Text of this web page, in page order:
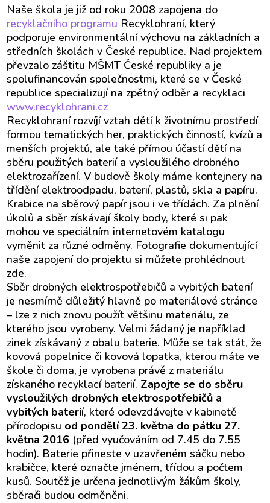
Naše škola je již od roku 2008 zapojena do
recyklačního programu Recyklohraní, který
podporuje environmentální výchovu na základních a
středních školách v České republice. Nad projektem
převzalo záštitu MŠMT České republiky a je
spolufinancován společnostmi, které se v České
republice specializují na zpětný odběr a recyklaci
www.recyklohrani.cz
Recyklohraní rozvíjí vztah dětí k životnímu prostředí
formou tematických her, praktických činností, kvízů a
menších projektů, ale také přímou účastí dětí na
sběru použitých baterií a vysloužilého drobného
elektrozařízení. V budově školy máme kontejnery na
třídění elektroodpadu, baterií, plastů, skla a papíru.
Krabice na sběrový papír jsou i ve třídách. Za plnění
úkolů a sběr získávají školy body, které si pak
mohou ve speciálním internetovém katalogu
vyměnit za různé odměny. Fotografie dokumentující
naše zapojení do projektu si můžete prohlédnout
zde.
Sběr drobných elektrospotřebičů a vybitých baterií
je nesmírně důležitý hlavně po materiálové stránce
– lze z nich znovu použít většinu materiálu, ze
kterého jsou vyrobeny. Velmi žádaný je například
zinek získávaný z obalu baterie. Může se tak stát, že
kovová popelnice či kovová lopatka, kterou máte ve
škole či doma, je vyrobena právě z materiálu
získaného recyklací baterií. Zapojte se do sběru
vysloužilých drobných elektrospotřebičů a
vybitých baterií, které odevzdávejte v kabinetě
přírodopisu od pondělí 23. května do pátku 27.
května 2016 (před vyučováním od 7.45 do 7.55
hodin). Baterie přineste v uzavřeném sáčku nebo
krabičce, které označte jménem, třídou a počtem
kusů. Soutěž je určena jednotlivým žákům školy,
sběrači budou odměněni.